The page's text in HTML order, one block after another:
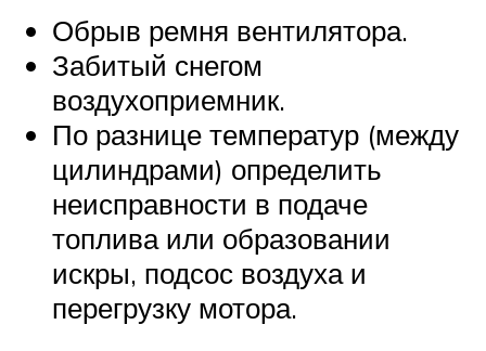
Обрыв ремня вентилятора.
Забитый снегом
воздухоприемник.
По разнице температур (между
цилиндрами) определить
неисправности в подаче
топлива или образовании
искры, подсос воздуха и
перегрузку мотора.